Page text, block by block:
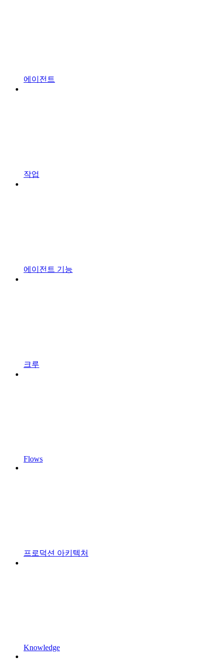
에이전트
작업
에이전트 기능
크루
Flows
프로덕션 아키텍처
Knowledge